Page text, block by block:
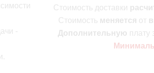
-
Стоимость доставки
Стоимость меняется от
Дополнительную плату